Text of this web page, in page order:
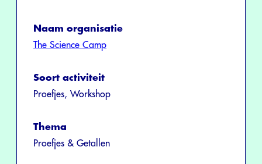
Naam organisatie
The Science Camp
Soort activiteit
Proefjes, Workshop
Thema
Proefjes & Getallen